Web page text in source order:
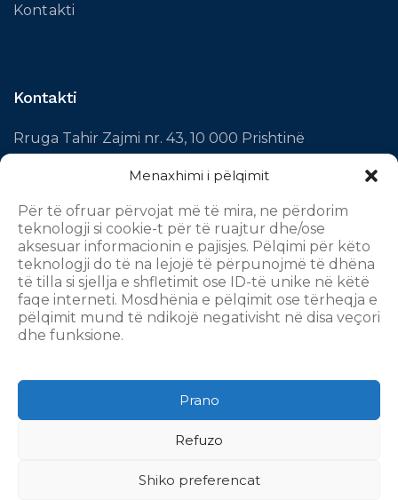
Menaxhimi i pëlqimit
Për të ofruar përvojat më të mira, ne përdorim
teknologji si cookie-t për të ruajtur dhe/ose
aksesuar informacionin e pajisjes. Pëlqimi për këto
teknologji do të na lejojë të përpunojmë të dhëna
të tilla si sjellja e shfletimit ose ID-të unike në këtë
faqe interneti. Mosdhënia e pëlqimit ose tërheqja e
pëlqimit mund të ndikojë negativisht në disa veçori
dhe funksione.
Prano
Refuzo
Shiko preferencat
Kontakti
Kontakti
Rruga Tahir Zajmi nr. 43, 10 000 Prishtinë
Tel(Viber): +383 45 10 11 23
Rrjetet Sociale
Facebook
Instagram
Youtube
Webmail
Copyright © 2022. Të gjitha të drejtat e rezervuara: